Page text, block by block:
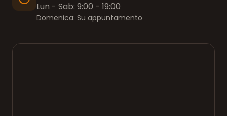
Lun - Sab: 9:00 - 19:00
Domenica: Su appuntamento